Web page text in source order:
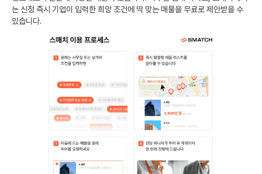
는 신청 즉시 기업이 입력한 희망 조건에 딱 맞는 매물을 무료로 제안받을 수
있습니다.